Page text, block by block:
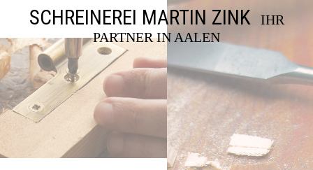
SCHREINEREI MARTIN ZINK
IHR
PARTNER IN AALEN